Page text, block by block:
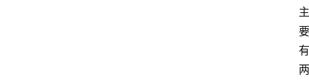
主
要
有
两